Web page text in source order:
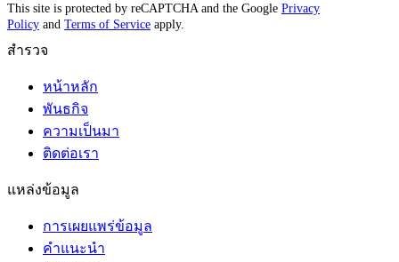
This site is protected by reCAPTCHA and the Google Privacy
Policy and Terms of Service apply.
สำรวจ
หน้าหลัก
พันธกิจ
ความเป็นมา
ติดต่อเรา
แหล่งข้อมูล
การเผยแพร่ข้อมูล
คำแนะนำ